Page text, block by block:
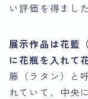
い評価を得ました
展示作品は花籃
に花瓶を入れて
籐（ラタン）と
れていて、中央